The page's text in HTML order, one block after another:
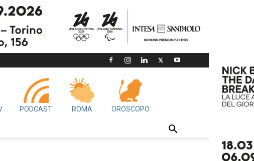
PODCAST ROMA OROSCOPO